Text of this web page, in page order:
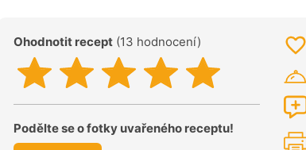
Ohodnotit recept (13 hodnocení)
Podělte se o fotky uvařeného receptu!